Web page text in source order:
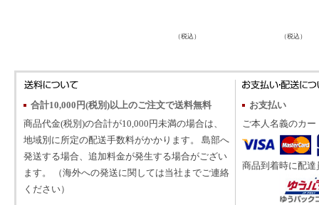
（税込） （税込）
合計10,000円(税別)以上のご注文で送料無料
商品代金(税別)の合計が10,000円未満の場合は、
地域別に所定の配送手数料がかかります。 島部へ
発送する場合、追加料金が発生する場合がござい
ます。 （海外への発送に関しては当社までご連絡
ください）
お支払い
ご本人名義のカ
商品到着時に配